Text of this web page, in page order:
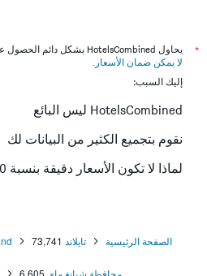
*
يحاول HotelsCombined بشكل دائم الحصول على الأسعار الدقيقة، ولكن
لا يمكن ضمان الأسعار .
إليك السبب:
HotelsCombined ليس البائع
نقوم بتجميع الكثير من البيانات لك
لماذا لا تكون الأسعار دقيقة بنسبة 100٪؟
الصفحة الرئيسية تايلاند 73,741
محافظة شيانغ ماي 6,605